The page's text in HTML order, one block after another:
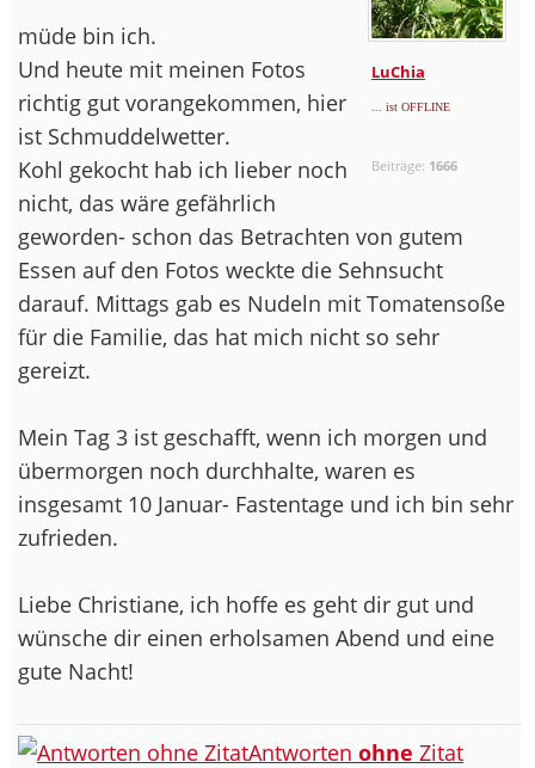
LuChia
... ist OFFLINE
Beiträge: 1666
müde bin ich.
Und heute mit meinen Fotos
richtig gut vorangekommen, hier
ist Schmuddelwetter.
Kohl gekocht hab ich lieber noch
nicht, das wäre gefährlich
geworden- schon das Betrachten von gutem
Essen auf den Fotos weckte die Sehnsucht
darauf. Mittags gab es Nudeln mit Tomatensoße
für die Familie, das hat mich nicht so sehr
gereizt.
Mein Tag 3 ist geschafft, wenn ich morgen und
übermorgen noch durchhalte, waren es
insgesamt 10 Januar- Fastentage und ich bin sehr
zufrieden.
Liebe Christiane, ich hoffe es geht dir gut und
wünsche dir einen erholsamen Abend und eine
gute Nacht!
Antworten ohne Zitat